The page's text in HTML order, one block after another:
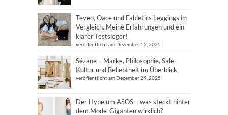
Teveo, Oace und Fabletics Leggings im
Vergleich. Meine Erfahrungen und ein
klarer Testsieger!
veröffentlicht am Dezember 12, 2025
Sézane – Marke, Philosophie, Sale-
Kultur und Beliebtheit im Überblick
veröffentlicht am Dezember 29, 2025
Der Hype um ASOS – was steckt hinter
dem Mode-Giganten wirklich?